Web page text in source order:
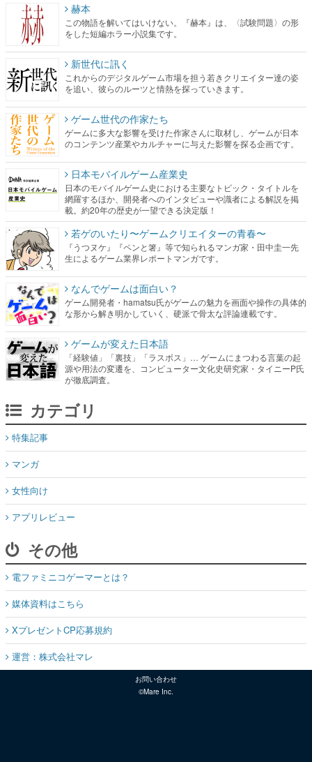
赫本
この物語を解いてはいけない。『赫本』は、〈試験問題〉の形
をした短編ホラー小説集です。
新世代に訊く
これからのデジタルゲーム市場を担う若きクリエイター達の姿
を追い、彼らのルーツと情熱を探っていきます。
ゲーム世代の作家たち
ゲームに多大な影響を受けた作家さんに取材し、ゲームが日本
のコンテンツ産業やカルチャーに与えた影響を探る企画です。
日本モバイルゲーム産業史
日本のモバイルゲーム史における主要なトピック・タイトルを
網羅するほか、開発者へのインタビューや識者による解説を掲
載。約20年の歴史が一望できる決定版！
若ゲのいたり〜ゲームクリエイターの青春〜
『うつヌケ』『ペンと箸』等で知られるマンガ家・田中圭一先
生によるゲーム業界レポートマンガです。
なんでゲームは面白い？
ゲーム開発者・hamatsu氏がゲームの魅力を画面や操作の具体的
な形から解き明かしていく、硬派で骨太な評論連載です。
ゲームが変えた日本語
「経験値」「裏技」「ラスボス」… ゲームにまつわる言葉の起
源や用法の変遷を、コンピューター文化史研究家・タイニーP氏
が徹底調査。
カテゴリ
特集記事
マンガ
女性向け
アプリレビュー
その他
電ファミニコゲーマーとは？
媒体資料はこちら
XプレゼントCP応募規約
運営：株式会社マレ
お問い合わせ
©Mare Inc.